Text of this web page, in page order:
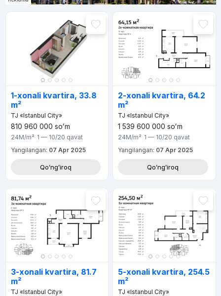
1-xonali kvartira, 33.8
m²
TJ «Istanbul City»
810 960 000 soʻm
24M/m² 1 — 10/20 qavat
Yangilangan: 07 Apr 2025
Qoʻngʻiroq
2-xonali kvartira, 64.2
m²
TJ «Istanbul City»
1 539 600 000 soʻm
24M/m² 1 — 10/20 qavat
Yangilangan: 07 Apr 2025
Qoʻngʻiroq
3-xonali kvartira, 81.7
m²
TJ «Istanbul City»
5-xonali kvartira, 254.5
m²
TJ «Istanbul City»